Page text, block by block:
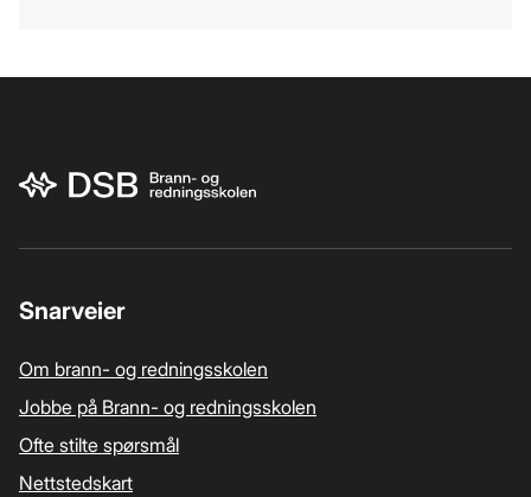
Bunnområde
Snarveier
Om brann- og redningsskolen
Jobbe på Brann- og redningsskolen
Ofte stilte spørsmål
Nettstedskart